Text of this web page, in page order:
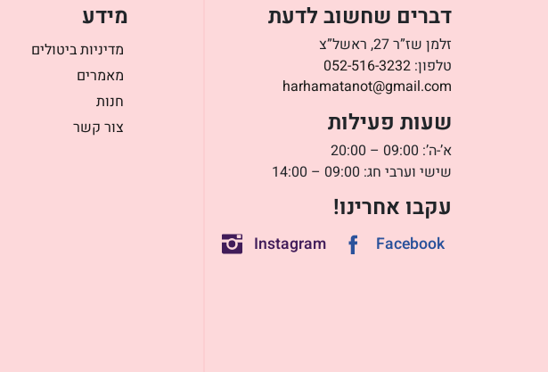
דברים שחשוב לדעת
זלמן שז”ר 27, ראשל”צ
טלפון: 052-516-3232
harhamatanot@gmail.com
שעות פעילות
א’-ה’: 09:00 – 20:00
שישי וערבי חג: 09:00 – 14:00
עקבו אחרינו!
Facebook
Instagram
מידע
מדיניות ביטולים
מאמרים
חנות
צור קשר